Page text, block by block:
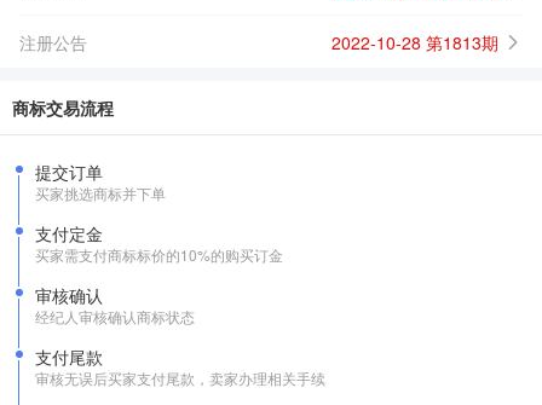
注册公告 2022-10-28 第1813期
商标交易流程
提交订单
买家挑选商标并下单
支付定金
买家需支付商标标价的10%的购买订金
审核确认
经纪人审核确认商标状态
支付尾款
审核无误后买家支付尾款，卖家办理相关手续